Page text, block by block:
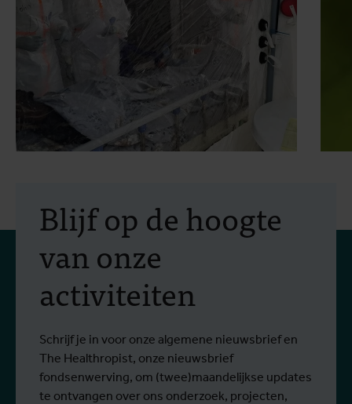
In Bunia start een studie
naar twee behandelingen
tegen het Bundibugyo-
virus
Sinds het begin van de uitbraak zijn meer
430 mensen overleden.
Blijf op de hoogte
van onze
activiteiten
Schrijf je in voor onze algemene nieuwsbrief en
The Healthropist, onze nieuwsbrief
fondsenwerving, om (twee)maandelijkse updates
te ontvangen over ons onderzoek, projecten,